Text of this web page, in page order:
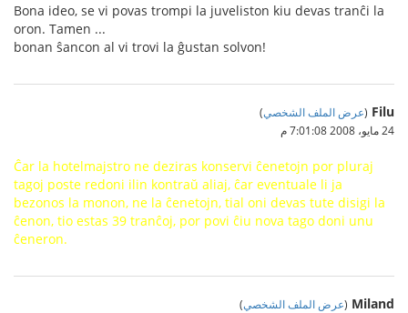
Bona ideo, se vi povas trompi la juveliston kiu devas tranĉi la
oron. Tamen ...
bonan ŝancon al vi trovi la ĝustan solvon!
Filu
(عرض الملف الشخصي)
24 مايو، 2008 7:01:08 م
Ĉar la hotelmajstro ne deziras konservi ĉenetojn por pluraj
tagoj poste redoni ilin kontraŭ aliaj, ĉar eventuale li ja
bezonos la monon, ne la ĉenetojn, tial oni devas tute disigi la
ĉenon, tio estas 39 tranĉoj, por povi ĉiu nova tago doni unu
ĉeneron.
Miland
(عرض الملف الشخصي)